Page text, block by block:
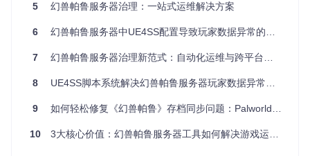
3. 多协议集成接口
工具深度整合REST API与RCON协议，通过API路由模块提供
第三方系统实现跨平台管理，满足大型社区服务器的定制化需
图3：REST API与RCON协议启用配置
技术亮点：跨栈融合的架构创新
5 幻兽帕鲁服务器治理：一站式运维解决方案
6 幻兽帕鲁服务器中UE4SS配置导致玩家数据异常的深度解析：从根源修复到长效防护
7 幻兽帕鲁服务器治理新范式：自动化运维与跨平台管理的技术突破
8 UE4SS脚本系统解决幻兽帕鲁服务器玩家数据异常的技术方案：从原理到实践
9 如何轻松修复《幻兽帕鲁》存档同步问题：Palworld-Host-Save-Fix终极指南
10 3大核心价值：幻兽帕鲁服务器工具如何解决游戏运维痛点